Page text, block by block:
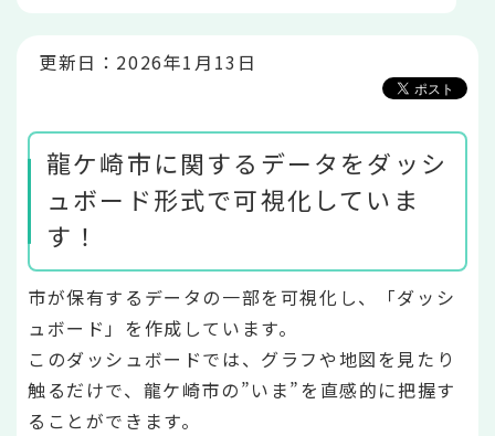
更新日：2026年1月13日
龍ケ崎市に関するデータをダッシ
ュボード形式で可視化していま
す！
市が保有するデータの一部を可視化し、「ダッシ
ュボード」を作成しています。
このダッシュボードでは、グラフや地図を見たり
触るだけで、龍ケ崎市の”いま”を直感的に把握す
ることができます。